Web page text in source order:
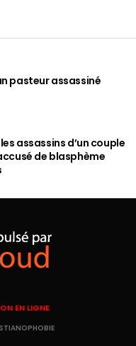
pasteur assassiné
assassins d’un couple
de blasphème
EN LIGNE